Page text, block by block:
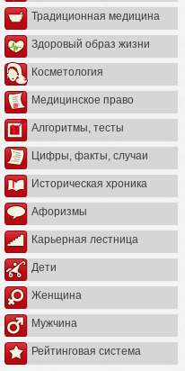
Традиционная медицина
Здоровый образ жизни
Косметология
Медицинское право
Алгоритмы, тесты
Цифры, факты, случаи
Историческая хроника
Афоризмы
Карьерная лестница
Дети
Женщина
Мужчина
Рейтинговая система